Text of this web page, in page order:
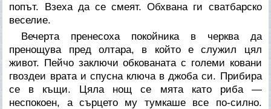
попът. Взеха да се смеят. Обхвана ги сватбарско
веселие.
Вечерта пренесоха покойника в черква да
пренощува пред олтара, в който е служил цял
живот. Пейчо заключи обкованата с големи ковани
гвоздеи врата и спусна ключа в джоба си. Прибира
се в къщи. Цяла нощ се мята като риба —
неспокоен, а сърцето му тумкаше все по-силно.